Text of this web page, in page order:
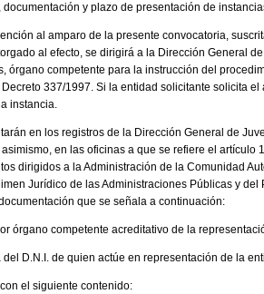
documentación y plazo de presentación de
al amparo de la presente convocatoria,
al efecto, se dirigirá a la Dirección General
órgano competente para la instrucción del
337/1997. Si la entidad solicitante solicita
instancia.
en los registros de la Dirección General de
en las oficinas a que se refiere el artículo
dirigidos a la Administración de la Comunidad
Jurídico de las Administraciones Públicas y
que se señala a continuación:
órgano competente acreditativo de la
D.N.I. de quien actúe en representación de la
el siguiente contenido: